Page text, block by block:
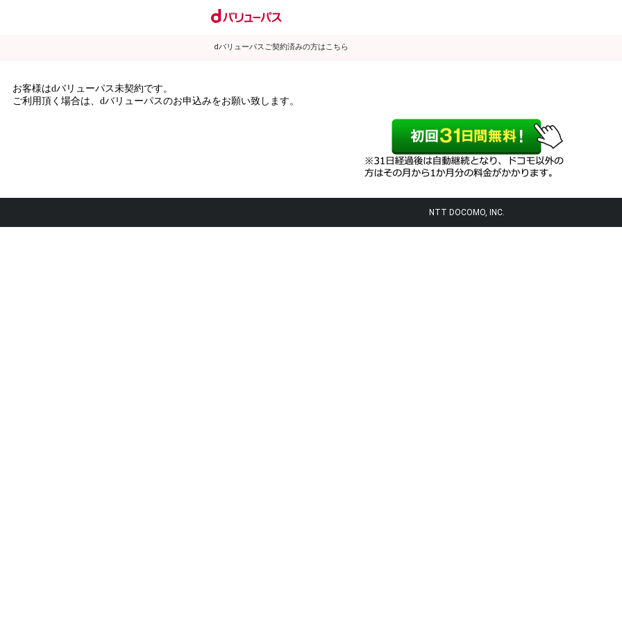
dバリューパスご契約済みの方はこちら
お客様はdバリューパス未契約です。
ご利用頂く場合は、dバリューパスのお申込みをお願い致します。
NTT DOCOMO, INC.